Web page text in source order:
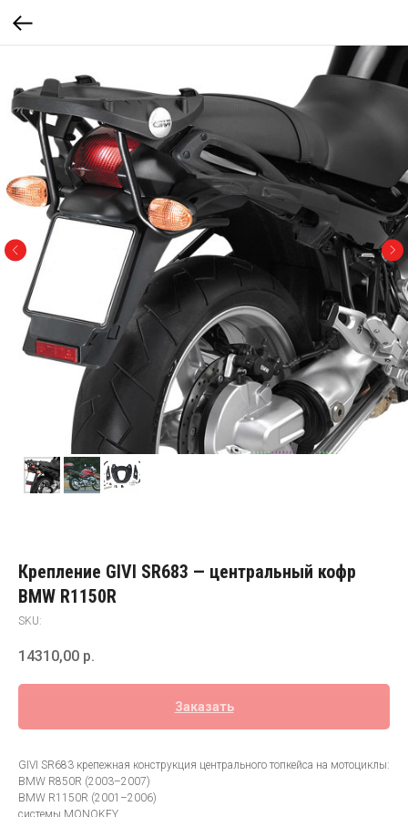
Крепление GIVI SR683 — центральный кофр
BMW R1150R
SKU:
14310,00 р.
Заказать
GIVI SR683 крепежная конструкция центрального топкейса на мотоциклы:
BMW R850R (2003–2007)
BMW R1150R (2001–2006)